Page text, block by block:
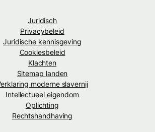
Juridisch
Privacybeleid
Juridische kennisgeving
Cookiesbeleid
Klachten
Sitemap landen
moderne slavernij
Intellectueel eigendom
Oplichting
Rechtshandhaving